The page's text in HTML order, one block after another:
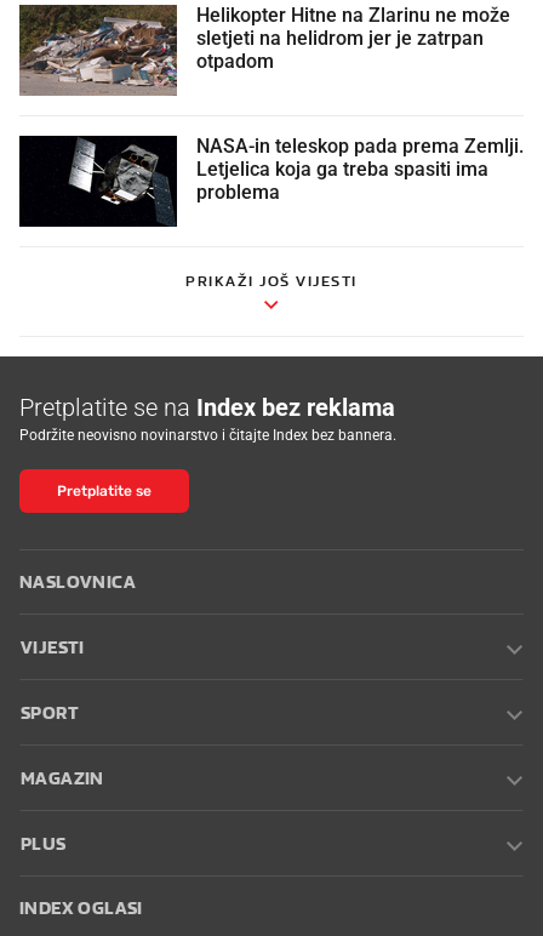
Helikopter Hitne na Zlarinu ne može
sletjeti na helidrom jer je zatrpan
otpadom
NASA-in teleskop pada prema Zemlji.
Letjelica koja ga treba spasiti ima
problema
PRIKAŽI JOŠ VIJESTI
Pretplatite se na Index bez reklama
Podržite neovisno novinarstvo i čitajte Index bez bannera.
Pretplatite se
NASLOVNICA
VIJESTI
SPORT
MAGAZIN
PLUS
INDEX OGLASI